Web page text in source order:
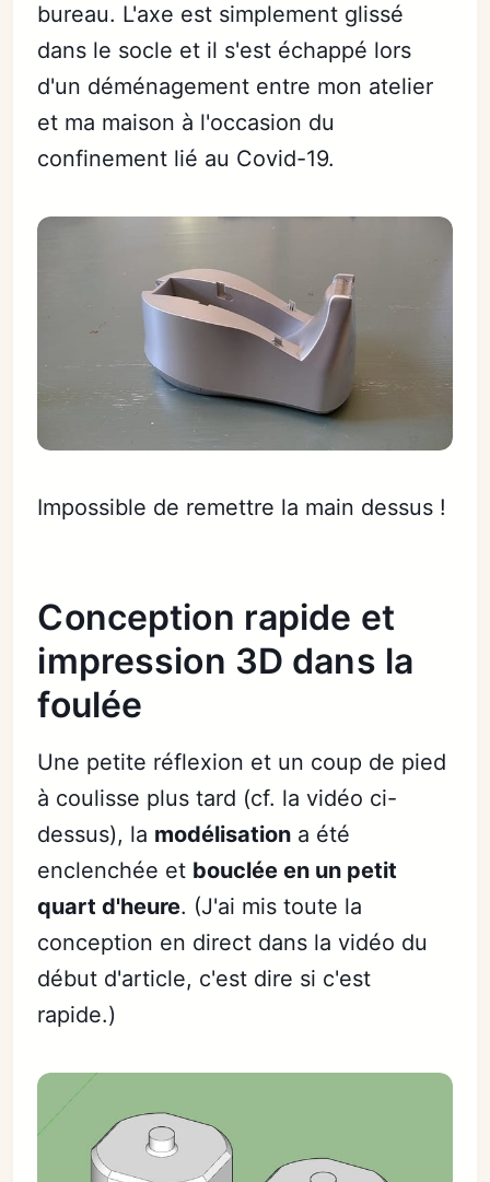
bureau. L'axe est simplement glissé
dans le socle et il s'est échappé lors
d'un déménagement entre mon atelier
et ma maison à l'occasion du
confinement lié au Covid-19.
Impossible de remettre la main dessus !
Conception rapide et
impression 3D dans la
foulée
Une petite réflexion et un coup de pied
à coulisse plus tard (cf. la vidéo ci-
dessus), la modélisation a été
enclenchée et bouclée en un petit
quart d'heure. (J'ai mis toute la
conception en direct dans la vidéo du
début d'article, c'est dire si c'est
rapide.)